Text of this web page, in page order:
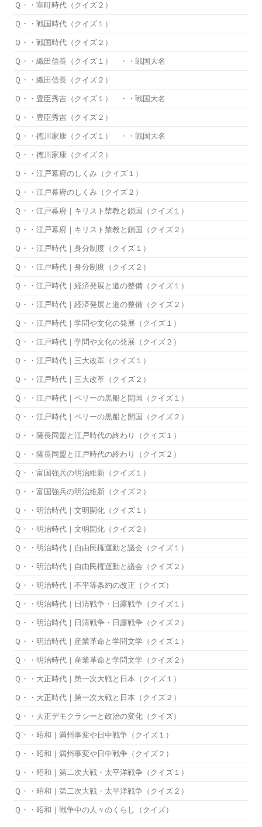
Ｑ・・室町時代（クイズ２）
Ｑ・・戦国時代（クイズ１）
Ｑ・・戦国時代（クイズ２）
Ｑ・・織田信長（クイズ１） ・・戦国大名
Ｑ・・織田信長（クイズ２）
Ｑ・・豊臣秀吉（クイズ１） ・・戦国大名
Ｑ・・豊臣秀吉（クイズ２）
Ｑ・・徳川家康（クイズ１） ・・戦国大名
Ｑ・・徳川家康（クイズ２）
Ｑ・・江戸幕府のしくみ（クイズ１）
Ｑ・・江戸幕府のしくみ（クイズ２）
Ｑ・・江戸幕府｜キリスト禁教と鎖国（クイズ１）
Ｑ・・江戸幕府｜キリスト禁教と鎖国（クイズ２）
Ｑ・・江戸時代｜身分制度（クイズ１）
Ｑ・・江戸時代｜身分制度（クイズ２）
Ｑ・・江戸時代｜経済発展と道の整備（クイズ１）
Ｑ・・江戸時代｜経済発展と道の整備（クイズ２）
Ｑ・・江戸時代｜学問や文化の発展（クイズ１）
Ｑ・・江戸時代｜学問や文化の発展（クイズ２）
Ｑ・・江戸時代｜三大改革（クイズ１）
Ｑ・・江戸時代｜三大改革（クイズ２）
Ｑ・・江戸時代｜ペリーの黒船と開国（クイズ１）
Ｑ・・江戸時代｜ペリーの黒船と開国（クイズ２）
Ｑ・・薩長同盟と江戸時代の終わり（クイズ１）
Ｑ・・薩長同盟と江戸時代の終わり（クイズ２）
Ｑ・・富国強兵の明治維新（クイズ１）
Ｑ・・富国強兵の明治維新（クイズ２）
Ｑ・・明治時代｜文明開化（クイズ１）
Ｑ・・明治時代｜文明開化（クイズ２）
Ｑ・・明治時代｜自由民権運動と議会（クイズ１）
Ｑ・・明治時代｜自由民権運動と議会（クイズ２）
Ｑ・・明治時代｜不平等条約の改正（クイズ）
Ｑ・・明治時代｜日清戦争・日露戦争（クイズ１）
Ｑ・・明治時代｜日清戦争・日露戦争（クイズ２）
Ｑ・・明治時代｜産業革命と学問文学（クイズ１）
Ｑ・・明治時代｜産業革命と学問文学（クイズ２）
Ｑ・・大正時代｜第一次大戦と日本（クイズ１）
Ｑ・・大正時代｜第一次大戦と日本（クイズ２）
Ｑ・・大正デモクラシーと政治の変化（クイズ）
Ｑ・・昭和｜満州事変や日中戦争（クイズ１）
Ｑ・・昭和｜満州事変や日中戦争（クイズ２）
Ｑ・・昭和｜第二次大戦・太平洋戦争（クイズ１）
Ｑ・・昭和｜第二次大戦・太平洋戦争（クイズ２）
Ｑ・・昭和｜戦争中の人々のくらし（クイズ）